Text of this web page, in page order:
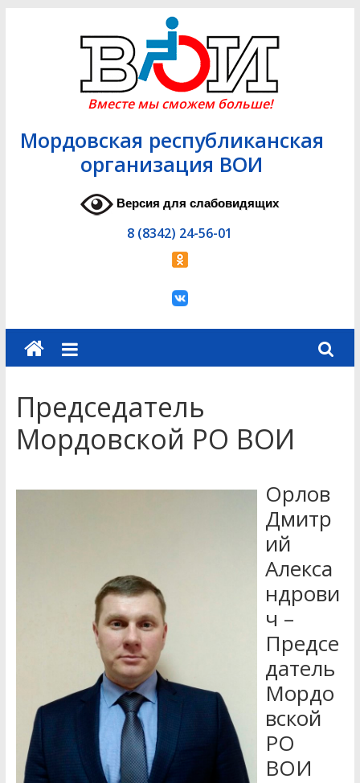
Вместе мы сможем больше!
Мордовская республиканская
организация ВОИ
Версия для слабовидящих
8 (8342) 24-56-01
Председатель
Мордовской РО ВОИ
Орлов
Дмитр
ий
Алекса
ндрови
ч –
Предсе
датель
Мордо
вской
РО
ВОИ